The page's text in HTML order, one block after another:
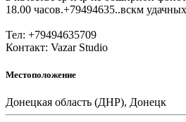
18.00 часов.+79494635..вскм
Тел: +79494635709
Контакт: Vazar Studio
Местоположение
Донецкая область (ДНР), Донецк